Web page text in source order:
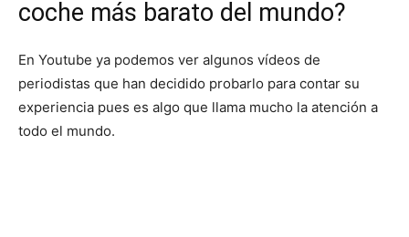
coche más barato del mundo?
En Youtube ya podemos ver algunos vídeos de
periodistas que han decidido probarlo para contar su
experiencia pues es algo que llama mucho la atención a
todo el mundo.